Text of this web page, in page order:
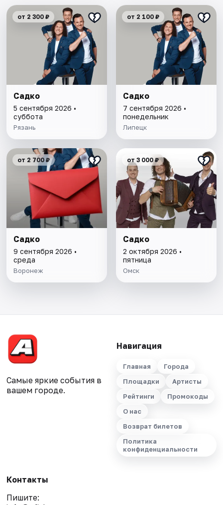
от 2 300 ₽
Садко
5 сентября 2026 •
суббота
Рязань
от 2 100 ₽
Садко
7 сентября 2026 •
понедельник
Липецк
от 2 700 ₽
Садко
9 сентября 2026 •
среда
Воронеж
от 3 000 ₽
Садко
2 октября 2026 •
пятница
Омск
Самые яркие события в
вашем городе.
Навигация
Главная
Города
Площадки
Артисты
Рейтинги
Промокоды
О нас
Возврат билетов
Политика
конфиденциальности
Контакты
Пишите: